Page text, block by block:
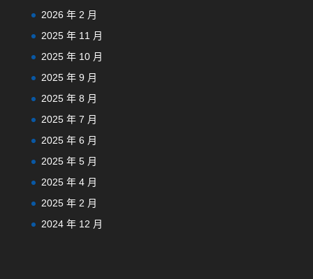
2026 年 2 月
2025 年 11 月
2025 年 10 月
2025 年 9 月
2025 年 8 月
2025 年 7 月
2025 年 6 月
2025 年 5 月
2025 年 4 月
2025 年 2 月
2024 年 12 月